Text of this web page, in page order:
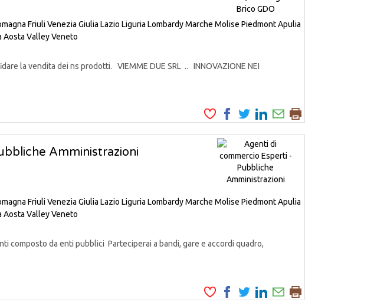
Friuli Venezia Giulia Lazio Liguria LombardyMarche Molise PiedmontApulia
Aosta ValleyVeneto
la vendita dei ns prodotti. VIEMME DUE SRL .. INNOVAZIONE NEI
Amministrazioni
Friuli Venezia Giulia Lazio Liguria LombardyMarche Molise PiedmontApulia
Aosta ValleyVeneto
composto da enti pubblici Parteciperai a bandi, gare e accordi quadro,